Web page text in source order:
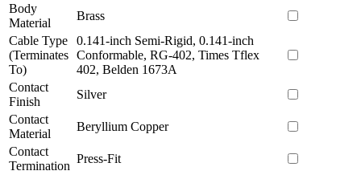
Body
Material
Brass
Cable Type
(Terminates
To)
0.141-inch Semi-Rigid, 0.141-inch
Conformable, RG-402, Times Tflex
402, Belden 1673A
Contact
Finish
Silver
Contact
Material
Beryllium Copper
Contact
Termination
Press-Fit